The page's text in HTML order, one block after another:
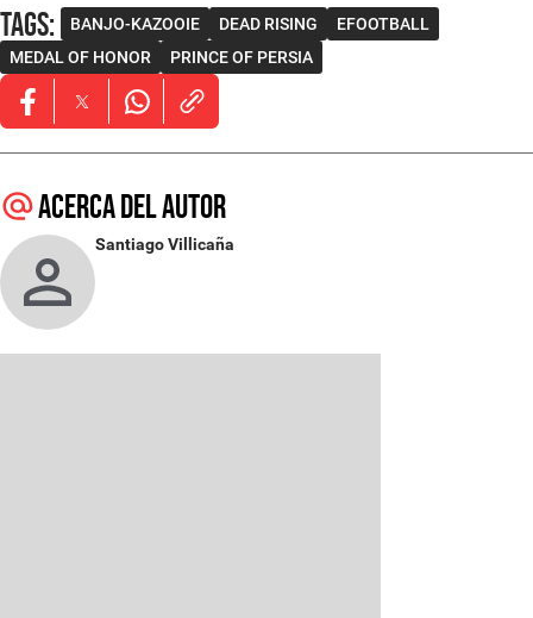
Tags: BANJO-KAZOOIE DEAD RISING
EFOOTBALL
MEDAL OF HONOR
PRINCE OF PERSIA
Opens in new window
Opens in new window
Opens in new window
Acerca del autor
Santiago Villicaña